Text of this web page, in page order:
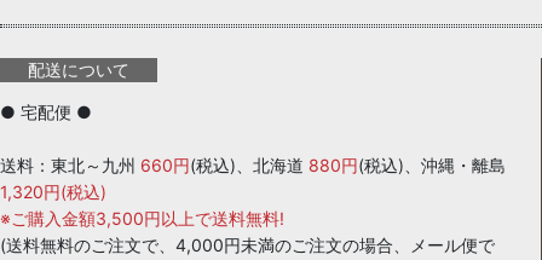
配送について
● 宅配便 ●
送料：東北～九州 660円(税込)、北海道 880円(税込)、沖縄・離島
1,320円(税込)
※ご購入金額3,500円以上で送料無料!
(送料無料のご注文で、4,000円未満のご注文の場合、メール便で